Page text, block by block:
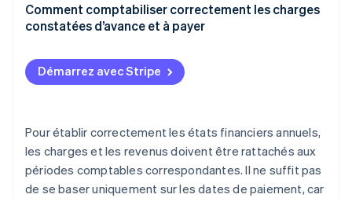
Gestion comptable
Exemple de compte anticipé
Comment comptabiliser correctement les charges
constatées d’avance et à payer
Démarrez avec Stripe
Pour établir correctement les états financiers annuels,
les charges et les revenus doivent être rattachés aux
périodes comptables correspondantes. Il ne suffit pas
de se baser uniquement sur les dates de paiement, car